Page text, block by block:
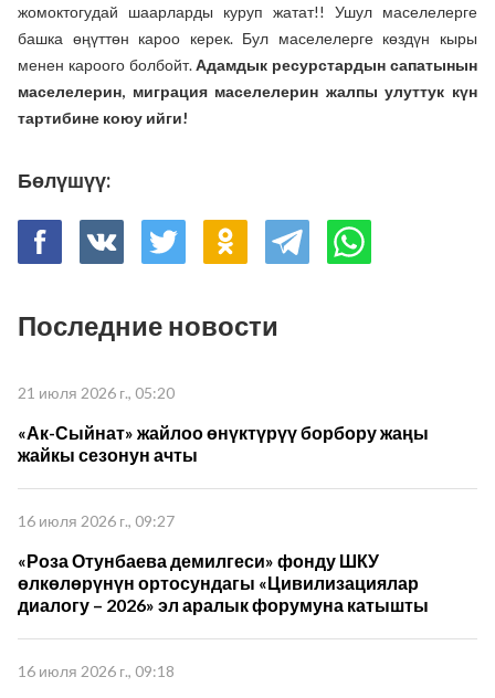
жомоктогудай шаарларды куруп жатат!! Ушул маселелерге
башка өңүттөн кароо керек. Бул маселелерге көздүн кыры
менен кароого болбойт.Адамдык ресурстардын сапатынын
маселелерин, миграция маселелерин жалпы улуттук күн
тартибине коюу ийги!
Бөлүшүү:
Последние новости
21 июля 2026 г., 05:20
«Ак-Сыйнат» жайлоо өнүктүрүү борбору жаңы
жайкы сезонун ачты
16 июля 2026 г., 09:27
«Роза Отунбаева демилгеси» фонду ШКУ
өлкөлөрүнүн ортосундагы «Цивилизациялар
диалогу – 2026» эл аралык форумуна катышты
16 июля 2026 г., 09:18